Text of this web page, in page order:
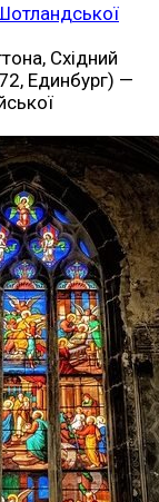
Східний
Единбург) —